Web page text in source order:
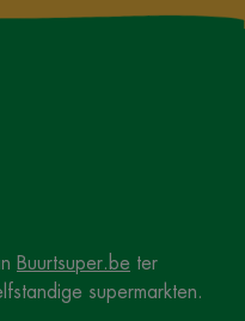
Buurtsuper.be ter
supermarkten.